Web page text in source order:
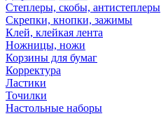
Степлеры, скобы, антистеплеры
Скрепки, кнопки, зажимы
Клей, клейкая лента
Ножницы, ножи
Корзины для бумаг
Корректура
Ластики
Точилки
Настольные наборы